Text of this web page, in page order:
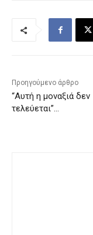
Προηγούμενο άρθρο
“Αυτή η μοναξιά δεν
τελεύεται”…